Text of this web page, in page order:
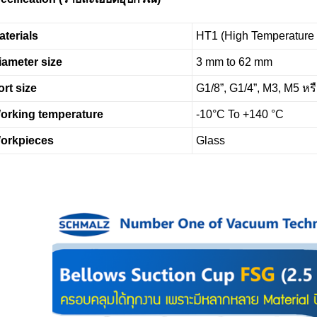
HT1 (High
size 3 mm to 62 mm
size G1/8”, G1/4”, M3, M5
temperature -10°C To +140 °C
Glass